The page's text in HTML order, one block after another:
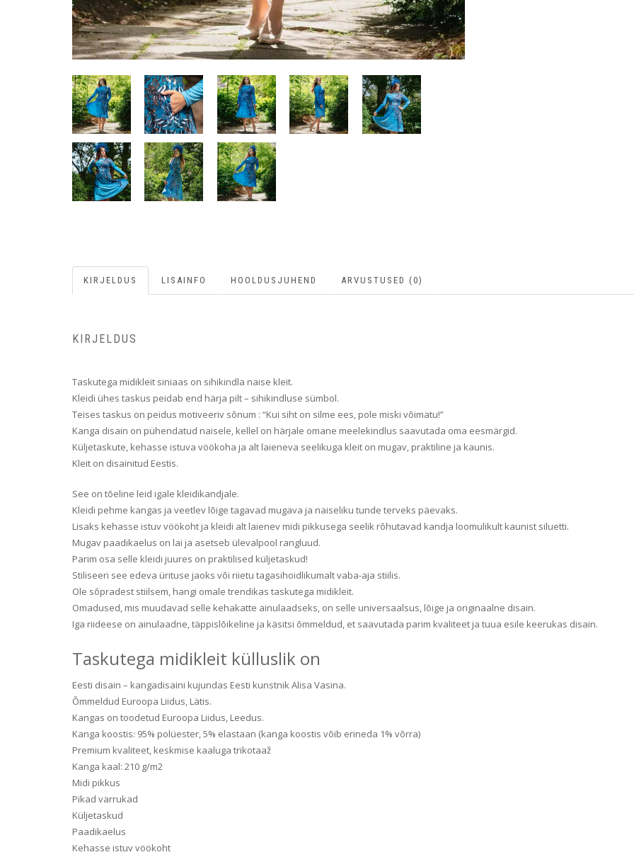
KIRJELDUS LISAINFO HOOLDUSJUHEND ARVUSTUSED (0)
KIRJELDUS
Taskutega midikleit siniaas on sihikindla naise kleit.
Kleidi ühes taskus peidab end härja pilt – sihikindluse sümbol.
Teises taskus on peidus motiveeriv sõnum : “Kui siht on silme ees, pole miski võimatu!”
Kanga disain on pühendatud naisele, kellel on härjale omane meelekindlus saavutada oma eesmärgid.
Küljetaskute, kehasse istuva vöökoha ja alt laieneva seelikuga kleit on mugav, praktiline ja kaunis.
Kleit on disainitud Eestis.
See on tõeline leid igale kleidikandjale.
Kleidi pehme kangas ja veetlev lõige tagavad mugava ja naiseliku tunde terveks päevaks.
Lisaks kehasse istuv vöökoht ja kleidi alt laienev midi pikkusega seelik rõhutavad kandja loomulikult kaunist siluetti.
Mugav paadikaelus on lai ja asetseb ülevalpool rangluud.
Parim osa selle kleidi juures on praktilised küljetaskud!
Stiliseeri see edeva ürituse jaoks või riietu tagasihoidlikumalt vaba-aja stiilis.
Ole sõpradest stiilsem, hangi omale trendikas taskutega midikleit.
Omadused, mis muudavad selle kehakatte ainulaadseks, on selle universaalsus, lõige ja originaalne disain.
Iga riideese on ainulaadne, täppislõikeline ja käsitsi õmmeldud, et saavutada parim kvaliteet ja tuua esile keerukas disain.
Taskutega midikleit külluslik on
Eesti disain – kangadisaini kujundas Eesti kunstnik Alisa Vasina.
Õmmeldud Euroopa Liidus, Lätis.
Kangas on toodetud Euroopa Liidus, Leedus.
Kanga koostis: 95% polüester, 5% elastaan (kanga koostis võib erineda 1% võrra)
Premium kvaliteet, keskmise kaaluga trikotaaž
Kanga kaal: 210 g/m2
Midi pikkus
Pikad varrukad
Küljetaskud
Paadikaelus
Kehasse istuv vöökoht